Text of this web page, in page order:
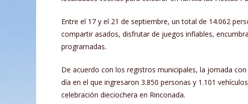
Entre el 17 y el 21 de septiembre, un total de 14.062
compartir asados, disfrutar de juegos inflables,
programadas.
De acuerdo con los registros municipales, la jornada
día en el que ingresaron 3.850 personas y 1.101
celebración dieciochera en Rinconada.